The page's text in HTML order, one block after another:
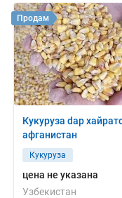
Кукуруза dap
афганистан
Кукуруза
цена не указана
Узбекистан
Продам